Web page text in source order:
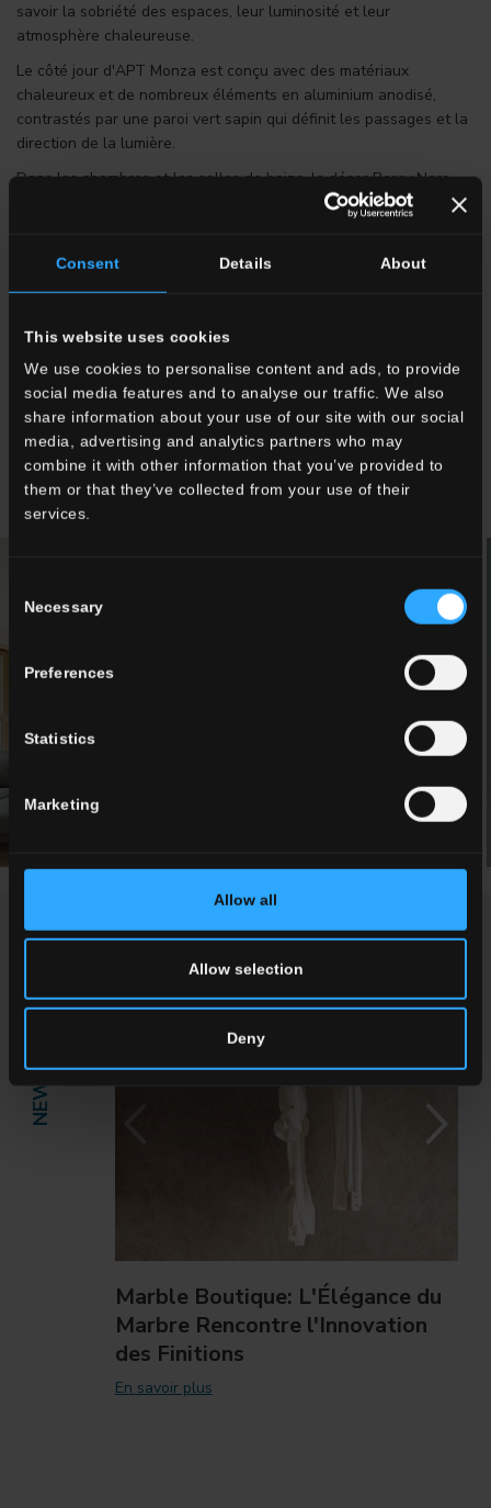
Consent Details About
This website uses cookies
We use cookies to personalise content and ads, to provide
social media features and to analyse our traffic. We also
share information about your use of our site with our social
media, advertising and analytics partners who may
combine it with other information that you’ve provided to
them or that they’ve collected from your use of their
services.
Selection
Necessary
Preferences
Statistics
Marketing
Allow all
Allow selection
Deny
savoir la sobriété des espaces, leur luminosité et leur
atmosphère chaleureuse.
Le côté jour d'APT Monza est conçu avec des matériaux
chaleureux et de nombreux éléments en aluminium anodisé,
contrastés par une paroi vert sapin qui définit les passages et la
direction de la lumière.
Dans les chambres et les salles de bains, le décor Bercy Nero,
20x20 cm, de la collection de carreaux de ciment Paris -Ceramica
Poliform, la chaise OMBRA de Piero Lissoni pour Lema, la table
ALAMO de David Lopez Quincoces et les lampes Flos et
un rôle de premier plan, et la couleur verte, présente sur tous les
murs et, dans certaines pièces même au plafond, caractérisent
l'espace.
FOTO : @EDISOLARI
NEWS / ÉVÉNEMENTS
Marble Boutique: L'Élégance du
Marbre Rencontre l'Innovation
des Finitions
En savoir plus